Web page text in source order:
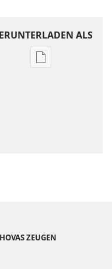
ALS
ZEUGEN